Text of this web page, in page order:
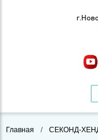
Главная / СЕКОНД-